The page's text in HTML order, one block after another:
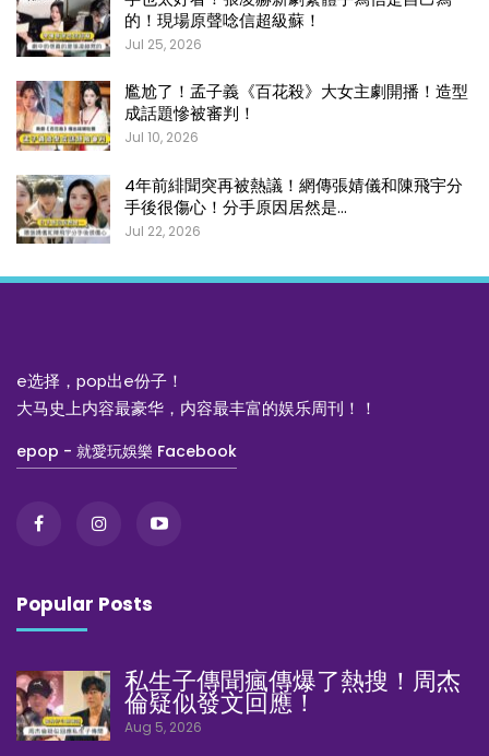
的！現場原聲唸信超級蘇！
Jul 25, 2026
尷尬了！孟子義《百花殺》大女主劇開播！造型
成話題慘被審判！
Jul 10, 2026
4年前緋聞突再被熱議！網傳張婧儀和陳飛宇分
手後很傷心！分手原因居然是…
Jul 22, 2026
e选择，pop出e份子！
大马史上内容最豪华，内容最丰富的娱乐周刊！！
epop - 就愛玩娛樂 Facebook
Popular Posts
私生子傳聞瘋傳爆了熱搜！周杰
倫疑似發文回應！
Aug 5, 2026